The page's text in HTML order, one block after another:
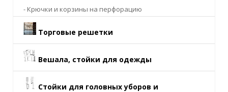
- Крючки и корзины на перфорацию
Торговые решетки
Вешала, стойки для одежды
Стойки для головных уборов и